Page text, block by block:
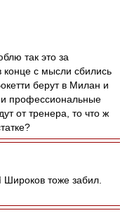
так это за
конце с мысли сбились
берут в Милан и
профессиональные
от тренера, то что ж
тоже забил.